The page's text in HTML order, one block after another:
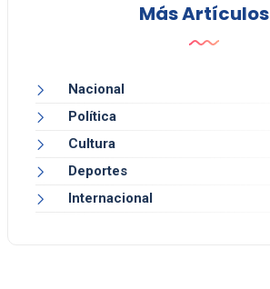
Más Artículos
Nacional
Política
Cultura
Deportes
Internacional